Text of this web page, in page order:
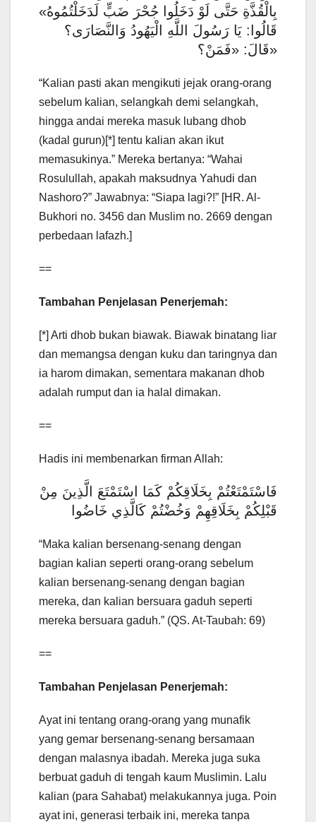
بِالْقُذَّةِ حَتَّى لَوْ دَخَلُوا جُحْرَ ضَبٍّ لَدَخَلْتُمُوهُ»
قَالُوا: يَا رَسُولَ اللَّهِ الْيَهُودُ وَالنَّصَارَى؟
قَالَ: «فَمَنْ؟»
“Kalian pasti akan mengikuti jejak orang-orang
sebelum kalian, selangkah demi selangkah,
hingga andai mereka masuk lubang dhob
(kadal gurun)[*] tentu kalian akan ikut
memasukinya.” Mereka bertanya: “Wahai
Rosulullah, apakah maksudnya Yahudi dan
Nashoro?” Jawabnya: “Siapa lagi?!” [HR. Al-
Bukhori no. 3456 dan Muslim no. 2669 dengan
perbedaan lafazh.]
==
Tambahan Penjelasan Penerjemah:
[*] Arti dhob bukan biawak. Biawak binatang liar
dan memangsa dengan kuku dan taringnya dan
ia harom dimakan, sementara makanan dhob
adalah rumput dan ia halal dimakan.
==
Hadis ini membenarkan firman Allah:
فَاسْتَمْتَعْتُمْ بِخَلَاقِكُمْ كَمَا اسْتَمْتَعَ الَّذِينَ مِنْ
قَبْلِكُمْ بِخَلَاقِهِمْ وَخُضْتُمْ كَالَّذِي خَاضُوا
“Maka kalian bersenang-senang dengan
bagian kalian seperti orang-orang sebelum
kalian bersenang-senang dengan bagian
mereka, dan kalian bersuara gaduh seperti
mereka bersuara gaduh.” (QS. At-Taubah: 69)
==
Tambahan Penjelasan Penerjemah:
Ayat ini tentang orang-orang yang munafik
yang gemar bersenang-senang bersamaan
dengan malasnya ibadah. Mereka juga suka
berbuat gaduh di tengah kaum Muslimin. Lalu
kalian (para Sahabat) melakukannya juga. Poin
ayat ini, generasi terbaik ini, mereka tanpa